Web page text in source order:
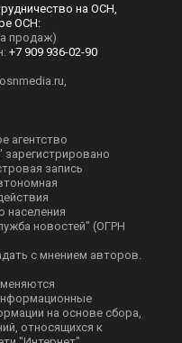
на ОСН,
ОСН:
продаж)
+7 909 936-02-90
агентство
запись
новостей" (ОГРН
с мнением авторов.
на основе сбора,
относящихся к